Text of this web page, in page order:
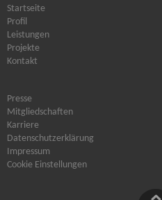
Startseite
Profil
Leistungen
Projekte
Kontakt
Presse
Mitgliedschaften
Karriere
Datenschutzerklärung
Impressum
Cookie Einstellungen